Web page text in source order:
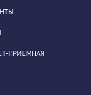
ПРИЕМНАЯ